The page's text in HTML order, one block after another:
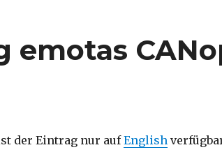
emotas
der Eintrag nur aufEnglish